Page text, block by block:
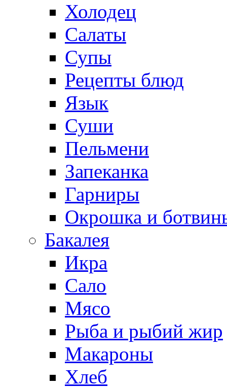
Холодец
Салаты
Супы
Рецепты блюд
Язык
Суши
Пельмени
Запеканка
Гарниры
Окрошка и
Бакалея
Икра
Сало
Мясо
Рыба и рыбий жир
Макароны
Хлеб